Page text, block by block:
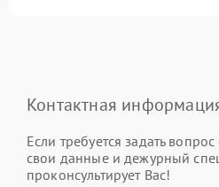
Контактная
Если требуется задать вопрос
свои данные и дежурный
проконсультирует Вас!